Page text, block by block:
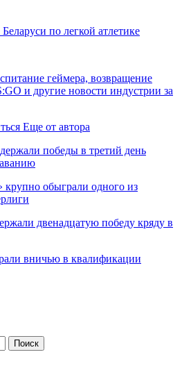
по легкой атлетике
геймера, возвращение
и другие новости индустрии за
Еще от автора
победы в третий день
обыграли одного из
двенадцатую победу кряду в
вничью в квалификации